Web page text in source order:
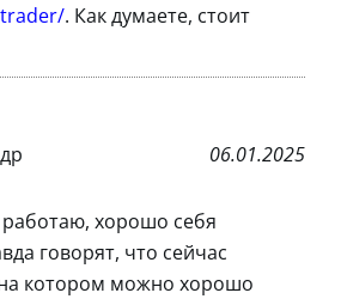
. Как думаете, стоит
06.01.2025
хорошо себя
говорят, что сейчас
котором можно хорошо